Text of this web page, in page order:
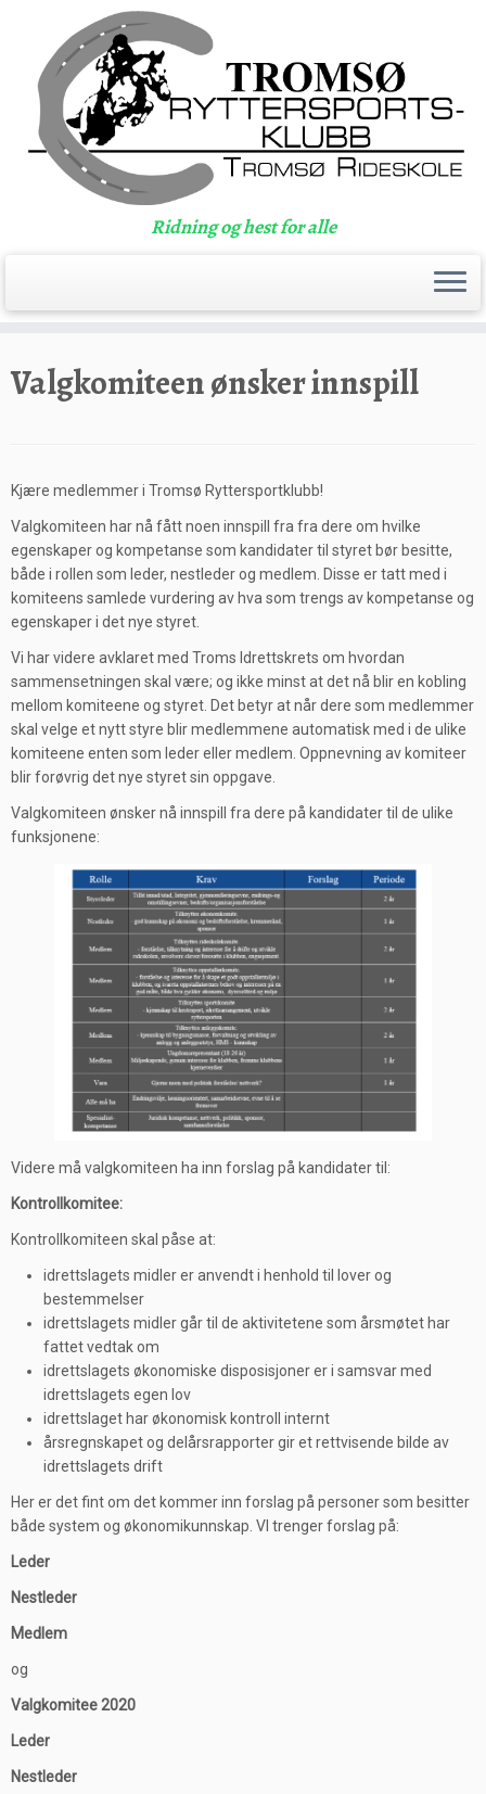
to
content
Ridning og hest for alle
Valgkomiteen ønsker innspill
Kjære medlemmer i Tromsø Ryttersportklubb!
Valgkomiteen har nå fått noen innspill fra fra dere om hvilke
egenskaper og kompetanse som kandidater til styret bør besitte,
både i rollen som leder, nestleder og medlem. Disse er tatt med i
komiteens samlede vurdering av hva som trengs av kompetanse og
egenskaper i det nye styret.
Vi har videre avklaret med Troms Idrettskrets om hvordan
sammensetningen skal være; og ikke minst at det nå blir en kobling
mellom komiteene og styret. Det betyr at når dere som medlemmer
skal velge et nytt styre blir medlemmene automatisk med i de ulike
komiteene enten som leder eller medlem. Oppnevning av komiteer
blir forøvrig det nye styret sin oppgave.
Valgkomiteen ønsker nå innspill fra dere på kandidater til de ulike
funksjonene:
Videre må valgkomiteen ha inn forslag på kandidater til:
Kontrollkomitee:
Kontrollkomiteen skal påse at:
idrettslagets midler er anvendt i henhold til lover og
bestemmelser
idrettslagets midler går til de aktivitetene som årsmøtet har
fattet vedtak om
idrettslagets økonomiske disposisjoner er i samsvar med
idrettslagets egen lov
idrettslaget har økonomisk kontroll internt
årsregnskapet og delårsrapporter gir et rettvisende bilde av
idrettslagets drift
Her er det fint om det kommer inn forslag på personer som besitter
både system og økonomikunnskap. VI trenger forslag på:
Leder
Nestleder
Medlem
og
Valgkomitee 2020
Leder
Nestleder